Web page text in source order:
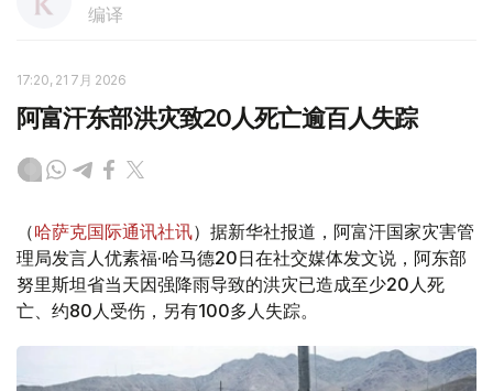
编译
17:20, 21 7月 2026
阿富汗东部洪灾致20人死亡逾百人失踪
（哈萨克国际通讯社讯）据新华社报道，阿富汗国家灾害管
理局发言人优素福·哈马德20日在社交媒体发文说，阿东部
努里斯坦省当天因强降雨导致的洪灾已造成至少20人死
亡、约80人受伤，另有100多人失踪。